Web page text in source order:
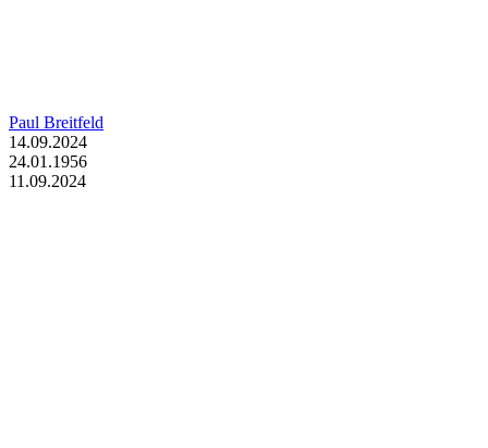
Paul Breitfeld
14.09.2024
24.01.1956
11.09.2024